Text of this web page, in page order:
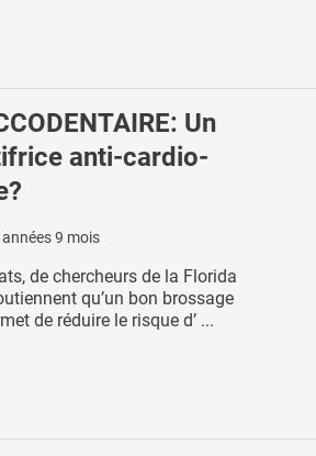
Un
anti-cardio-
9 mois
de chercheurs de la Florida
qu’un bon brossage
de réduire le risque d’ ...